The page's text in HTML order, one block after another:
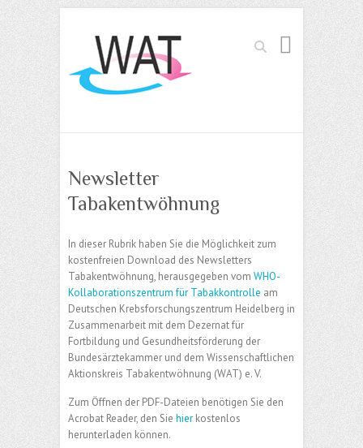
Suchen
Newsletter
Tabakentwöhnung
In dieser Rubrik haben Sie die Möglichkeit zum
kostenfreien Download des Newsletters
Tabakentwöhnung, herausgegeben vom WHO-
Kollaborationszentrum für Tabakkontrolle am
Deutschen Krebsforschungszentrum Heidelberg in
Zusammenarbeit mit dem Dezernat für
Fortbildung und Gesundheitsförderung der
Bundesärztekammer und dem Wissenschaftlichen
Aktionskreis Tabakentwöhnung (WAT) e. V.
Zum Öffnen der PDF-Dateien benötigen Sie den
Acrobat Reader, den Sie hier kostenlos
herunterladen können.